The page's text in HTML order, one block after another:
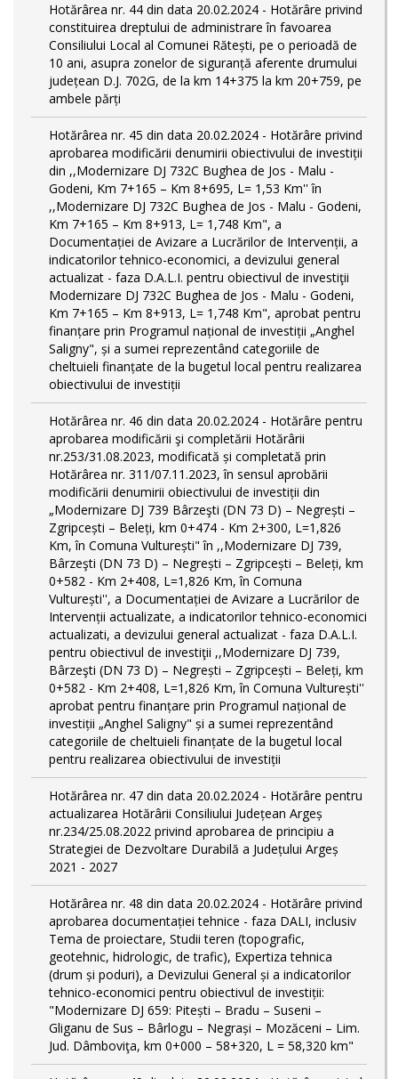
Hotărârea nr. 44 din data 20.02.2024 - Hotărâre privind
constituirea dreptului de administrare în favoarea
Consiliului Local al Comunei Rătești, pe o perioadă de
10 ani, asupra zonelor de siguranță aferente drumului
județean D.J. 702G, de la km 14+375 la km 20+759, pe
ambele părți
Hotărârea nr. 45 din data 20.02.2024 - Hotărâre privind
aprobarea modificării denumirii obiectivului de investiții
din ,,Modernizare DJ 732C Bughea de Jos - Malu -
Godeni, Km 7+165 – Km 8+695, L= 1,53 Km'' în
,,Modernizare DJ 732C Bughea de Jos - Malu - Godeni,
Km 7+165 – Km 8+913, L= 1,748 Km", a
Documentației de Avizare a Lucrărilor de Intervenții, a
indicatorilor tehnico-economici, a devizului general
actualizat - faza D.A.L.I. pentru obiectivul de investiţii
Modernizare DJ 732C Bughea de Jos - Malu - Godeni,
Km 7+165 – Km 8+913, L= 1,748 Km", aprobat pentru
finanțare prin Programul național de investiții „Anghel
Saligny", și a sumei reprezentând categoriile de
cheltuieli finanțate de la bugetul local pentru realizarea
obiectivului de investiții
Hotărârea nr. 46 din data 20.02.2024 - Hotărâre pentru
aprobarea modificării şi completării Hotărârii
nr.253/31.08.2023, modificată și completată prin
Hotărârea nr. 311/07.11.2023, în sensul aprobării
modificării denumirii obiectivului de investiții din
„Modernizare DJ 739 Bârzeşti (DN 73 D) – Negrești –
Zgripcești – Beleți, km 0+474 - Km 2+300, L=1,826
Km, în Comuna Vulturești" în ,,Modernizare DJ 739,
Bârzeşti (DN 73 D) – Negrești – Zgripcești – Beleți, km
0+582 - Km 2+408, L=1,826 Km, în Comuna
Vulturești'', a Documentației de Avizare a Lucrărilor de
Intervenții actualizate, a indicatorilor tehnico-economici
actualizati, a devizului general actualizat - faza D.A.L.I.
pentru obiectivul de investiţii ,,Modernizare DJ 739,
Bârzeşti (DN 73 D) – Negrești – Zgripcești – Beleți, km
0+582 - Km 2+408, L=1,826 Km, în Comuna Vulturești''
aprobat pentru finanțare prin Programul național de
investiții „Anghel Saligny" și a sumei reprezentând
categoriile de cheltuieli finanțate de la bugetul local
pentru realizarea obiectivului de investiții
Hotărârea nr. 47 din data 20.02.2024 - Hotărâre pentru
actualizarea Hotărârii Consiliului Județean Argeș
nr.234/25.08.2022 privind aprobarea de principiu a
Strategiei de Dezvoltare Durabilă a Județului Argeș
2021 - 2027
Hotărârea nr. 48 din data 20.02.2024 - Hotărâre privind
aprobarea documentației tehnice - faza DALI, inclusiv
Tema de proiectare, Studii teren (topografic,
geotehnic, hidrologic, de trafic), Expertiza tehnica
(drum și poduri), a Devizului General și a indicatorilor
tehnico-economici pentru obiectivul de investiții:
"Modernizare DJ 659: Pitești – Bradu – Suseni –
Gliganu de Sus – Bârlogu – Negrași – Mozăceni – Lim.
Jud. Dâmboviţa, km 0+000 – 58+320, L = 58,320 km"